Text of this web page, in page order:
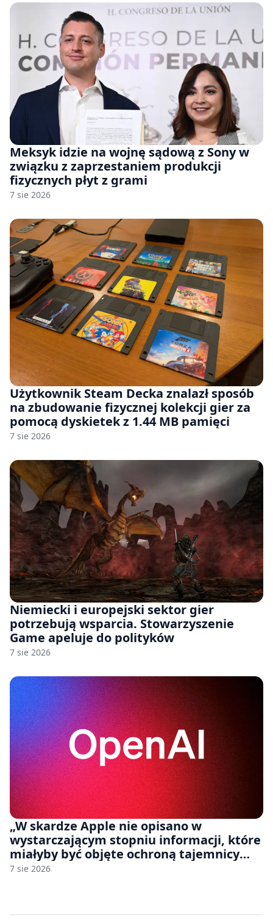
Meksyk idzie na wojnę sądową z Sony w
związku z zaprzestaniem produkcji
fizycznych płyt z grami
7 sie 2026
Użytkownik Steam Decka znalazł sposób
na zbudowanie fizycznej kolekcji gier za
pomocą dyskietek z 1.44 MB pamięci
7 sie 2026
Niemiecki i europejski sektor gier
potrzebują wsparcia. Stowarzyszenie
Game apeluje do polityków
7 sie 2026
„W skardze Apple nie opisano w
wystarczającym stopniu informacji, które
miałyby być objęte ochroną tajemnicy
handlowej”. OpenAI żąda odrzucenia
7 sie 2026